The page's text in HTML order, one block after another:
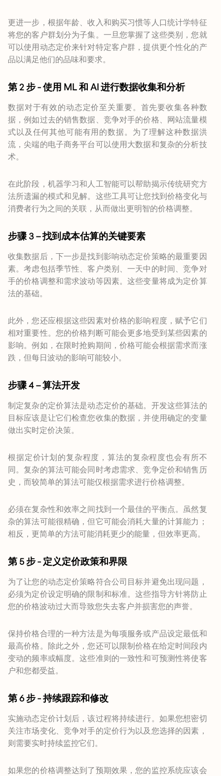
更进一步，根据年龄、收入和购买习惯等人口统计学特征
将您的客户群划分为子集。一旦您掌握了这些类别，您就
可以使用动态定价来针对特定客户群，提供更个性化的产
品以满足他们的品味和要求。
第 2 步 - 使用 ML 和 AI 进行数据收集和分析
数据对于有效的动态定价至关重要。首先要收集各种数
据，例如过去的销售数据、竞争对手的价格、网站流量模
式以及任何其他可能有用的数据。为了理解这种数据洪
流，尖端的电子商务平台可以使用大数据和复杂的分析技
术。
在此阶段，机器学习和人工智能可以帮助揭示传统研究方
法所遗漏的模式和见解。这些工具可让您找到价格变化与
消费者行为之间的关联，从而做出更明智的价格调整。
步骤 3 – 找到成本估算的关键要素
收集数据后，下一步是找到影响动态定价策略的最重要因
素。考虑包括季节性、客户类别、一天中的时间、竞争对
手的价格调整和需求波动等因素。这些变量将成为定价算
法的基础。
此外，您还应根据这些因素对价格的影响程度，赋予它们
相对重要性。您的价格判断可能会更多地受到某些因素的
影响。例如，在限时抢购期间，价格可能会根据需求而涨
跌，但每日波动的影响可能较小。
步骤 4 – 算法开发
制定复杂的定价算法是动态定价的基础。开发这些算法的
目标应该是让它们检查您收集的数据，并使用确定的变量
做出实时定价决策。
根据定价计划的复杂程度，算法的复杂程度也会有所不
同。复杂的算法可能会同时考虑需求、竞争定价和销售历
史，而较简单的算法可能仅根据需求进行价格调整。
必须在复杂性和效率之间找到一个最佳的平衡点。虽然复
杂的算法可能很精确，但它可能会消耗大量的计算能力；
相反，更简单的方法可能消耗更少的能量，但效率更高。
第 5 步 - 定义定价政策和界限
为了让您的动态定价策略符合公司目标并避免出现问题，
必须为定价设定明确的限制和标准。这些指导方针将防止
您的价格波动过大而导致您失去客户并损害您的声誉。
保持价格合理的一种方法是为每项服务或产品设定最低和
最高价格。除此之外，您还可以限制价格在给定时间段内
变动的频率或幅度。这些准则的一致性和可预测性将使客
户和您都受益。
第 6 步 - 持续跟踪和修改
实施动态定价计划后，该过程将持续进行。如果您想密切
关注市场变化、竞争对手的定价行为以及您选择的因素，
则需要实时持续监控它们。
如果您的价格调整达到了预期效果，您的监控系统应该会